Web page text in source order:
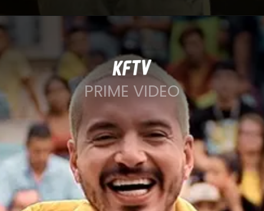
PRIME VIDEO